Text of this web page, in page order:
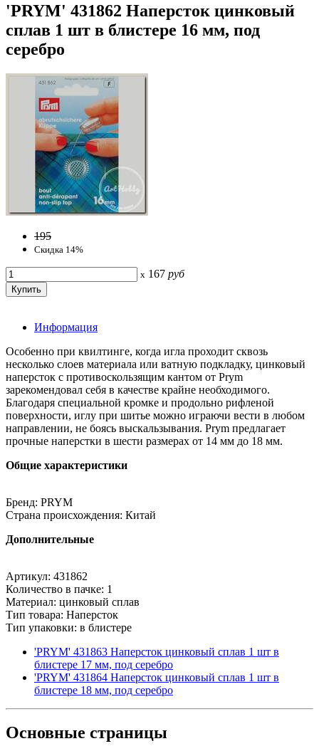
'PRYM' 431862 Наперсток цинковый
сплав 1 шт в блистере 16 мм, под
серебро
195
Скидка 14%
x 167 руб
Информация
Особенно при квилтинге, когда игла проходит сквозь
несколько слоев материала или ватную подкладку, цинковый
наперсток с противоскользящим кантом от Prym
зарекомендовал себя в качестве крайне необходимого.
Благодаря специальной кромке и продольно рифленой
поверхности, иглу при шитье можно играючи вести в любом
направлении, не боясь выскальзывания. Prym предлагает
прочные наперстки в шести размерах от 14 мм до 18 мм.
Общие характеристики
Бренд: PRYM
Страна происхождения: Китай
Дополнительные
Артикул: 431862
Количество в пачке: 1
Материал: цинковый сплав
Тип товара: Наперсток
Тип упаковки: в блистере
'PRYM' 431863 Наперсток цинковый сплав 1 шт в
блистере 17 мм, под серебро
'PRYM' 431864 Наперсток цинковый сплав 1 шт в
блистере 18 мм, под серебро
Основные страницы